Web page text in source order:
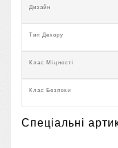
Дизайн
Тип Декору
Клас Міцності
Клас Безпеки
Спеціальні